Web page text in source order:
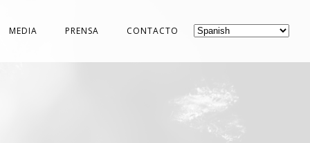
MEDIA PRENSA CONTACTO